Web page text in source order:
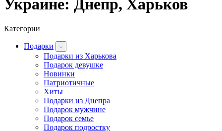
Украине: Днепр, Харьков
Категории
Подарки
Подарки из Харькова
Подарок девушке
Новинки
Патриотичные
Хиты
Подарки из Днепра
Подарок мужчине
Подарок семье
Подарок подростку